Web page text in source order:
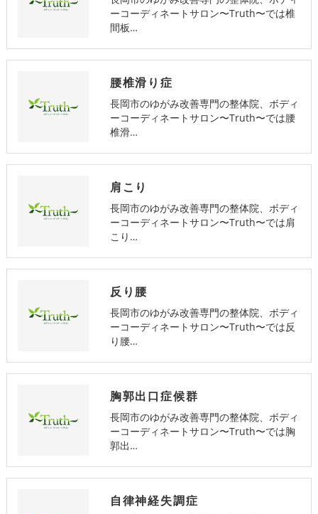
ーコーディネートサロン〜Truth〜では椎
間板…
腰椎滑り症
長岡市のゆがみ改善専門の整体院、ボディ
ーコーディネートサロン〜Truth〜では腰
椎滑…
肩こり
長岡市のゆがみ改善専門の整体院、ボディ
ーコーディネートサロン〜Truth〜では肩
こり…
反り腰
長岡市のゆがみ改善専門の整体院、ボディ
ーコーディネートサロン〜Truth〜では反
り腰…
胸郭出口症候群
長岡市のゆがみ改善専門の整体院、ボディ
ーコーディネートサロン〜Truth〜では胸
郭出…
自律神経失調症